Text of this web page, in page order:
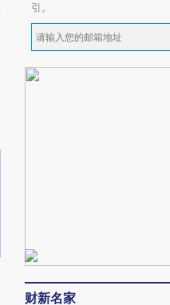
引。
财新名家